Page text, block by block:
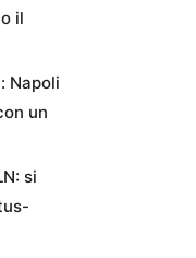
il
Napoli
un
si